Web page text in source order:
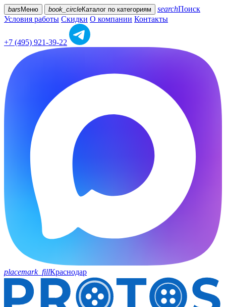
bars Меню book_circleКаталог по категориям searchПоиск
Условия работы Скидки О компании Контакты
+7 (495) 921-39-22
placemark_fillКраснодар